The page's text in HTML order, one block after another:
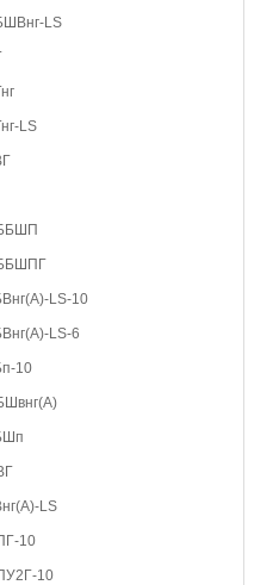
LS
LS
LS-10
LS-6
10
LS
10
10